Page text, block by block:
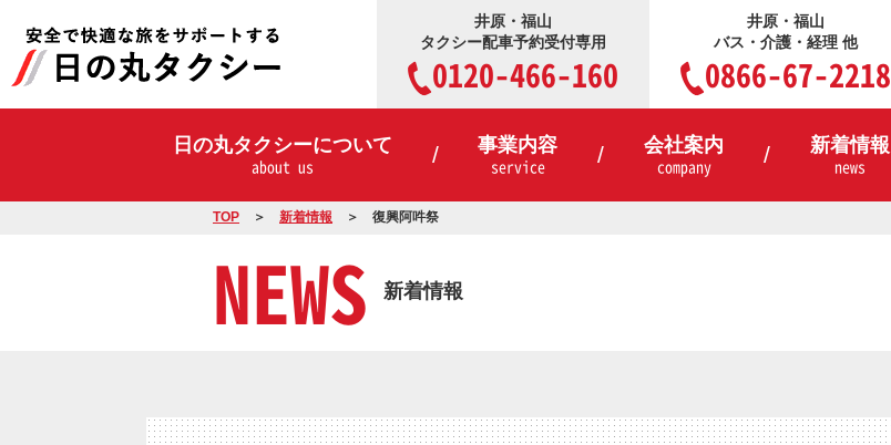
井原・福山
タクシー配車予約受付専用
0120-466-160
井原・福山
バス・介護・経理 他
0866-67-2218
日の丸タクシーについて
about us
事業内容
service
会社案内
company
新着情報
news
TOP 新着情報 復興阿吽祭
NEWS 新着情報